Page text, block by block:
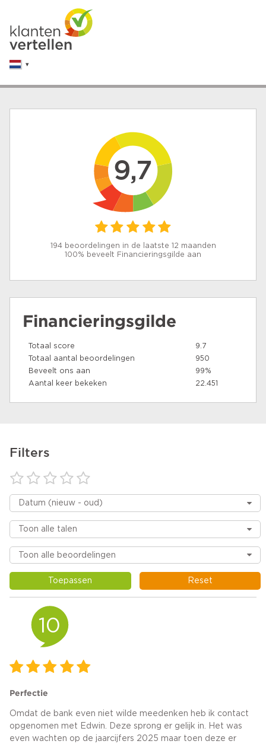
9,7
194 beoordelingen in de laatste 12 maanden
100% beveelt Financieringsgilde aan
Financieringsgilde
Totaal score
9.7
Totaal aantal beoordelingen
950
Beveelt ons aan
99%
Aantal keer bekeken
22.451
Filters
Toepassen Reset
10
Perfectie
Omdat de bank even niet wilde meedenken heb ik contact
opgenomen met Edwin. Deze sprong er gelijk in. Het was
even wachten op de jaarcijfers 2025 maar toen deze er